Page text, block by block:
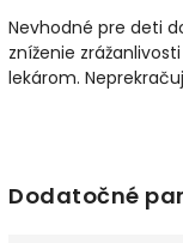
Nevhodné pre deti
zníženie
lekárom.
Dodatočné